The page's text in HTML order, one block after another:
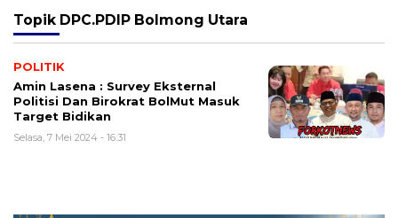
Topik DPC.PDIP Bolmong Utara
POLITIK
Amin Lasena : Survey Eksternal
Politisi Dan Birokrat BolMut Masuk
Target Bidikan
Selasa, 7 Mei 2024 - 16:31